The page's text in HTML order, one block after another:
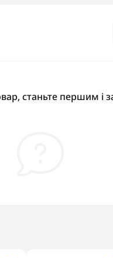
станьте першим і